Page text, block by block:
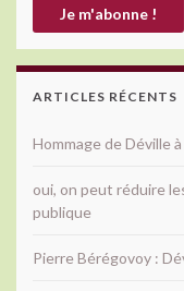
ARTICLES RÉCENTS
Hommage de Déville
oui, on peut réduire
publique
Pierre Bérégovoy :